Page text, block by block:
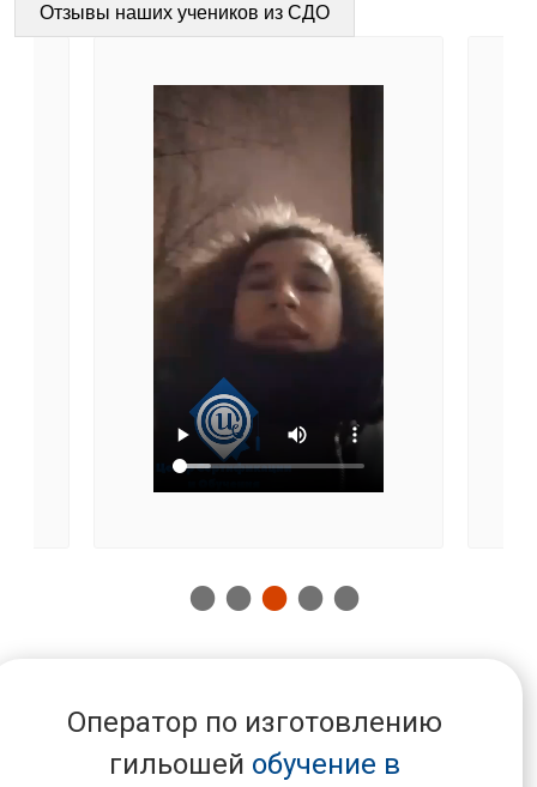
Отзывы наших учеников из СДО
Оператор по изготовлению
гильошей обучение в